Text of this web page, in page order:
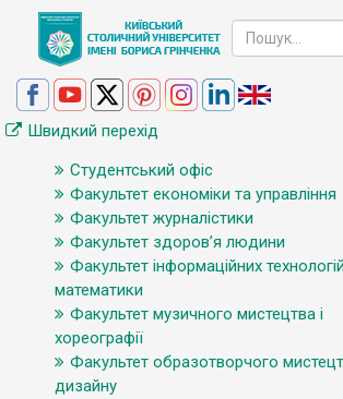
Швидкий перехід
Студентський офіс
Факультет економіки та управління
Факультет журналістики
Факультет здоров’я людини
Факультет інформаційних
математики
Факультет музичного мистецтва і
хореографії
Факультет образотворчого
дизайну